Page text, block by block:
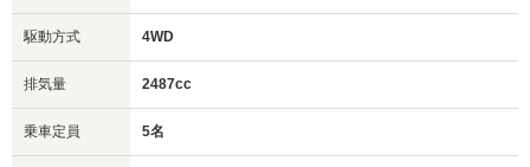
駆動方式 4WD
排気量 2487cc
乗車定員 5名